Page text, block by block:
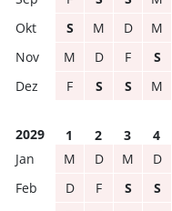
S
M D M
M
D F S
F
S S M
2029 1 2 3 4
M
D M D
D
F S S